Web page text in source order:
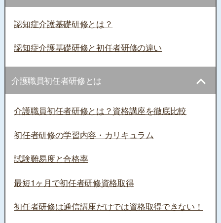
認知症介護基礎研修とは？
認知症介護基礎研修と初任者研修の違い
介護職員初任者研修とは
介護職員初任者研修とは？資格講座を徹底比較
初任者研修の学習内容・カリキュラム
試験難易度と合格率
最短1ヶ月で初任者研修資格取得
初任者研修は通信講座だけでは資格取得できない！